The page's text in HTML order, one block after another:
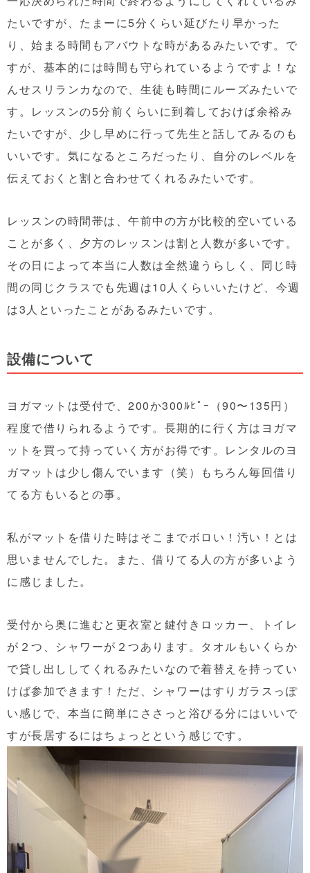
たいですが、たまーに5分くらい延びたり早かった
り、始まる時間もアバウトな時があるみたいです。で
すが、基本的には時間も守られているようですよ！な
んせスリランカなので、生徒も時間にルーズみたいで
す。レッスンの5分前くらいに到着しておけば余裕み
たいですが、少し早めに行って先生と話してみるのも
いいです。気になるところだったり、自分のレベルを
伝えておくと割と合わせてくれるみたいです。
レッスンの時間帯は、午前中の方が比較的空いている
ことが多く、夕方のレッスンは割と人数が多いです。
その日によって本当に人数は全然違うらしく、同じ時
間の同じクラスでも先週は10人くらいいたけど、今週
は3人といったことがあるみたいです。
設備について
ヨガマットは受付で、200か300ﾙﾋﾟｰ（90〜135円）
程度で借りられるようです。長期的に行く方はヨガマ
ットを買って持っていく方がお得です。レンタルのヨ
ガマットは少し傷んでいます（笑）もちろん毎回借り
てる方もいるとの事。
私がマットを借りた時はそこまでボロい！汚い！とは
思いませんでした。また、借りてる人の方が多いよう
に感じました。
受付から奥に進むと更衣室と鍵付きロッカー、トイレ
が２つ、シャワーが２つあります。タオルもいくらか
で貸し出ししてくれるみたいなので着替えを持ってい
けば参加できます！ただ、シャワーはすりガラスっぽ
い感じで、本当に簡単にささっと浴びる分にはいいで
すが長居するにはちょっとという感じです。